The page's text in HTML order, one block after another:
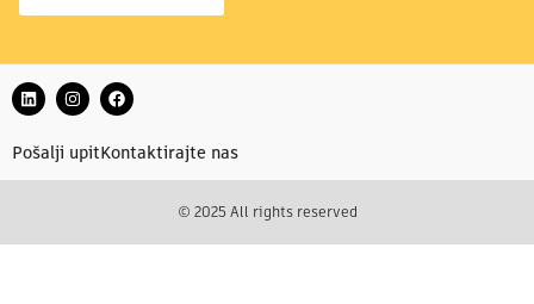
Pošalji upit Kontaktirajte nas
© 2025 All rights reserved